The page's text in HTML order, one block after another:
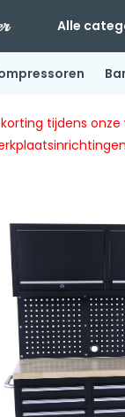
Alle
korting tijdens